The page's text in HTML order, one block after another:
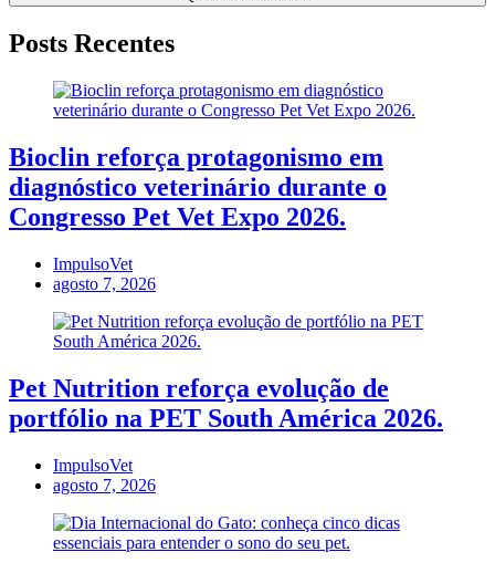
Posts Recentes
Bioclin reforça protagonismo em
diagnóstico veterinário durante o
Congresso Pet Vet Expo 2026.
ImpulsoVet
agosto 7, 2026
Pet Nutrition reforça evolução de
portfólio na PET South América 2026.
ImpulsoVet
agosto 7, 2026